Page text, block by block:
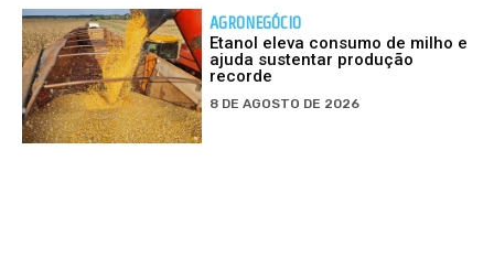
AGRONEGÓCIO
Etanol eleva consumo de milho e
ajuda sustentar produção
recorde
8 DE AGOSTO DE 2026